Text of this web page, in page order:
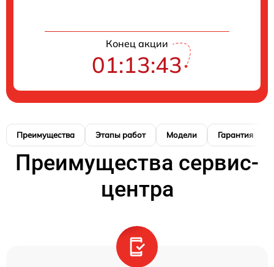
Конец акции
01:13:41
Преимущества Этапы работ Модели Гарантия
Преимущества сервис-
центра